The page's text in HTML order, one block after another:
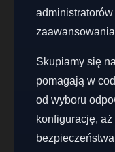
Skupiamy się
pomagają w
od wyboru
konfigurację,